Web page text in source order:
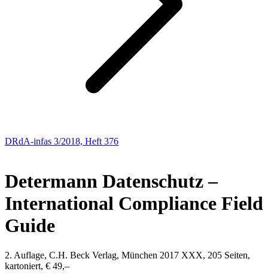
DRdA-infas 3/2018, Heft 376
Determann Datenschutz –
International Compliance Field
Guide
2. Auflage, C.H. Beck Verlag, München 2017 XXX, 205 Seiten,
kartoniert, € 49,–